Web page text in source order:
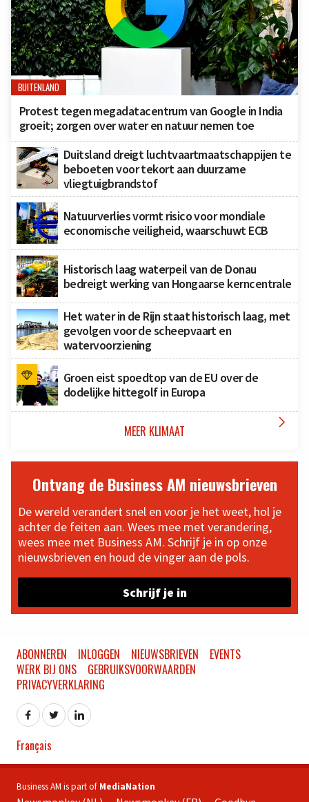
BUITENLAND
Protest tegen megadatacentrum van Google in India
groeit; zorgen over water en natuur nemen toe
Duitsland dreigt luchtvaartmaatschappijen te
beboeten voor tekort aan duurzame
vliegtuigbrandstof
Natuurverlies vormt risico voor mondiale
economische veiligheid, waarschuwt ECB
Historisch laag waterpeil van de Donau
bedreigt werking van Hongaarse kerncentrale
Het water in de Rijn staat historisch laag, met
gevolgen voor de scheepvaart en
watervoorziening
Groen eist spoedtop van de EU over de
dodelijke hittegolf in Europa
MEER KLIMAAT 
Ontvang de Business AM nieuwsbrieven
De wereld verandert snel en voor je het weet, hol je
achter de feiten aan. Wees mee met verandering,
wees mee met Business AM. Schrijf je in op onze
nieuwsbrieven en houd de vinger aan de pols.
Schrijf je in
ABONNEREN INLOGGEN NIEUWSBRIEVEN
EVENTS
WERK BIJ ONS
GEBRUIKSVOORWAARDEN
PRIVACYVERKLARING
Français
Business AM is part of MediaNation